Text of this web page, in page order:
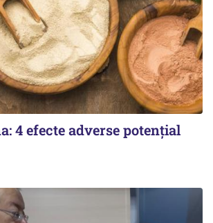
4 efecte adverse potențial